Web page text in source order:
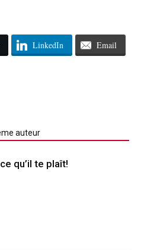
LinkedIn Email
auteur
qu’il te plaît!